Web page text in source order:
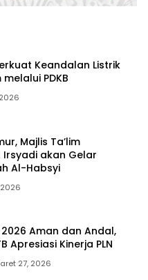
Keandalan Listrik
PDKB
Majlis Ta’lim
Irsyadi akan Gelar
Al-Habsyi
2026 Aman dan Andal,
Apresiasi Kinerja PLN
27, 2026